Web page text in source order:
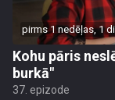
pirms 1 nedēļas, 1
Kohu pāris
burkā"
37. epizode